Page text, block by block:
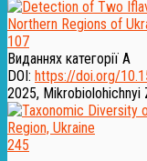
107
Виданнях категорії А
DOI: https://doi.org/
2025, Mikrobiolohichnyi
245